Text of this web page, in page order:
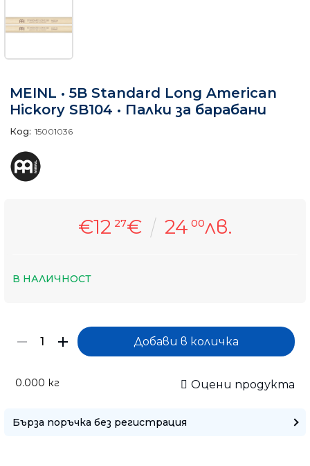
MEINL • 5B Standard Long American
Hickory SB104 • Палки за барабани
Код: 15001036
€12 27€ 24 00лв.
В НАЛИЧНОСТ
0.000 кг Оцени продукта
Бърза поръчка без регистрация